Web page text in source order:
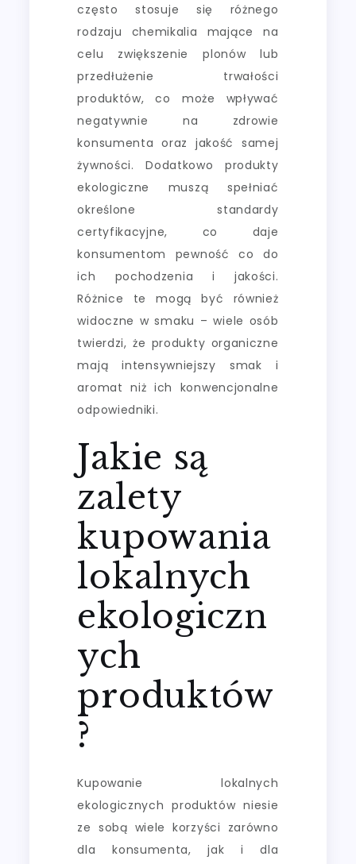
często stosuje się różnego
rodzaju chemikalia mające na
celu zwiększenie plonów lub
przedłużenie trwałości
produktów, co może wpływać
negatywnie na zdrowie
konsumenta oraz jakość samej
żywności. Dodatkowo produkty
ekologiczne muszą spełniać
określone standardy
certyfikacyjne, co daje
konsumentom pewność co do
ich pochodzenia i jakości.
Różnice te mogą być również
widoczne w smaku – wiele osób
twierdzi, że produkty organiczne
mają intensywniejszy smak i
aromat niż ich konwencjonalne
odpowiedniki.
Jakie są
zalety
kupowania
lokalnych
ekologiczn
ych
produktów
?
Kupowanie lokalnych
ekologicznych produktów niesie
ze sobą wiele korzyści zarówno
dla konsumenta, jak i dla